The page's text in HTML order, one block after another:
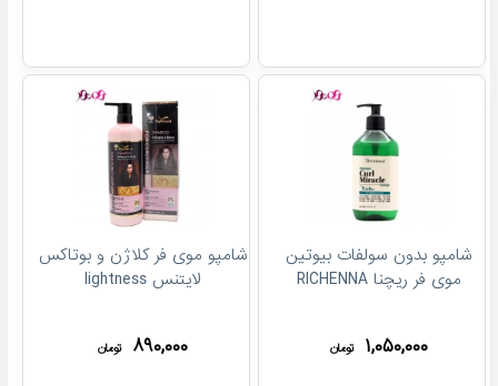
شامپو بدون سولفات بیوتین
موی فر ریچنا RICHENNA
۱,۰۵۰,۰۰۰ تومان
شامپو موی فر کلاژن و بوتاکس
لایتنس lightness
۸۹۰,۰۰۰ تومان